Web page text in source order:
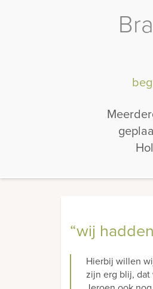
“wij
Hierbij willen
zijn erg blij,